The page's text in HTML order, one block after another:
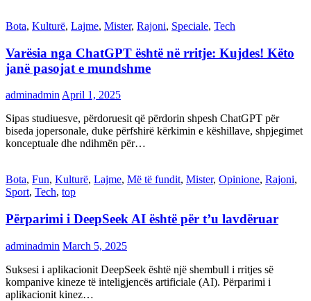
Bota, Kulturë, Lajme, Mister, Rajoni, Speciale, Tech
Varësia nga ChatGPT është në rritje: Kujdes! Këto
janë pasojat e mundshme
adminadmin April 1, 2025
Sipas studiuesve, përdoruesit që përdorin shpesh ChatGPT për
biseda jopersonale, duke përfshirë kërkimin e këshillave, shpjegimet
konceptuale dhe ndihmën për…
Bota, Fun, Kulturë, Lajme, Më të fundit, Mister, Opinione, Rajoni,
Sport, Tech, top
Përparimi i DeepSeek AI është për t’u lavdëruar
adminadmin March 5, 2025
Suksesi i aplikacionit DeepSeek është një shembull i rritjes së
kompanive kineze të inteligjencës artificiale (AI). Përparimi i
aplikacionit kinez…